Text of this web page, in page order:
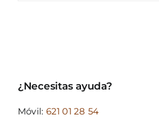
¿Necesitas ayuda?
Móvil: 621 01 28 54